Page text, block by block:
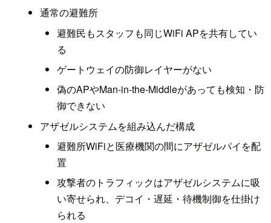
通常の避難所
避難民もスタッフも同じWiFi APを共有してい
る
ゲートウェイの防御レイヤーがない
偽のAPやMan-in-the-Middleがあっても検知・防
御できない
アザゼルシステムを組み込んだ構成
避難所WiFiと医療機関の間にアザゼルパイを配
置
攻撃者のトラフィックはアザゼルシステムに吸
い寄せられ、デコイ・遅延・待機制御を仕掛け
られる